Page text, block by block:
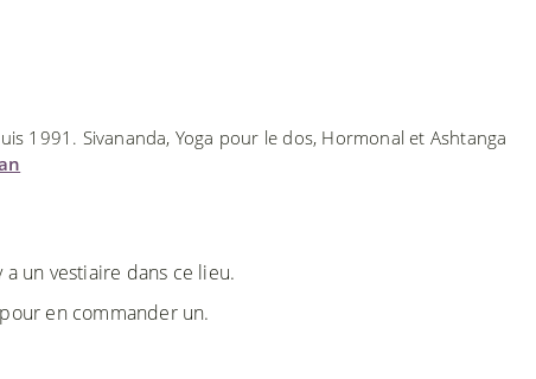
1991. Sivananda, Yoga pour le dos, Hormonal et Ashtanga
un vestiaire dans ce lieu.
pour en commander un.